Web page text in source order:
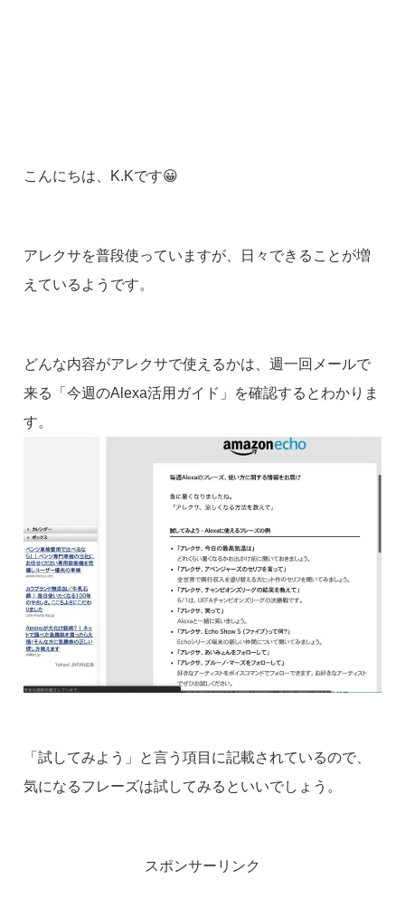
こんにちは、K.Kです😀
アレクサを普段使っていますが、日々できることが増
えているようです。
どんな内容がアレクサで使えるかは、週一回メールで
来る「今週のAlexa活用ガイド」を確認するとわかりま
す。
「試してみよう」と言う項目に記載されているので、
気になるフレーズは試してみるといいでしょう。
スポンサーリンク